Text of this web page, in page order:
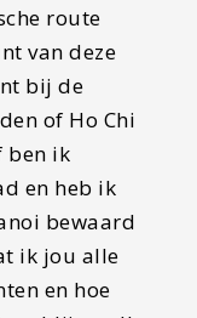
route
van deze
bij de
of Ho Chi
ben ik
en heb ik
bewaard
ik jou alle
en hoe